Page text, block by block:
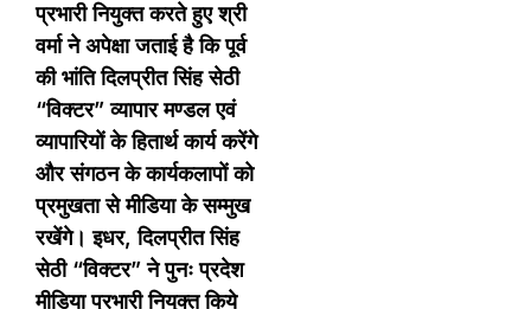
प्रभारी नियुक्त करते हुए श्री
वर्मा ने अपेक्षा जताई है कि पूर्व
की भांति दिलप्रीत सिंह सेठी
“विक्टर” व्यापार मण्डल एवं
व्यापारियों के हितार्थ कार्य करेंगे
और संगठन के कार्यकलापों को
प्रमुखता से मीडिया के सम्मुख
रखेंगे। इधर, दिलप्रीत सिंह
सेठी “विक्टर” ने पुनः प्रदेश
मीडिया प्रभारी नियुक्त किये